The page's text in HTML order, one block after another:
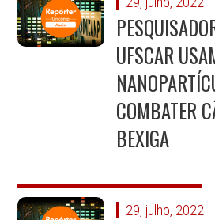
UFSCAR
COMBATER
BEXIGA
29, julho, 2022